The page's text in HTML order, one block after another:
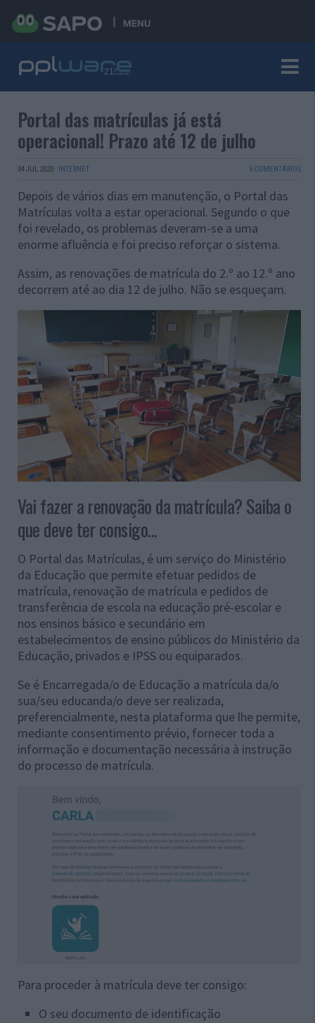
MENU
Portal das matrículas já está
operacional! Prazo até 12 de julho
04 JUL 2020 · INTERNET 5 COMENTÁRIOS
Depois de vários dias em manutenção, o Portal das
Matrículas volta a estar operacional. Segundo o que
foi revelado, os problemas deveram-se a uma
enorme afluência e foi preciso reforçar o sistema.
Assim, as renovações de matrícula do 2.º ao 12.º ano
decorrem até ao dia 12 de julho. Não se esqueçam.
Vai fazer a renovação da matrícula? Saiba o
que deve ter consigo...
O Portal das Matrículas, é um serviço do Ministério
da Educação que permite efetuar pedidos de
matrícula, renovação de matrícula e pedidos de
transferência de escola na educação pré-escolar e
nos ensinos básico e secundário em
estabelecimentos de ensino públicos do Ministério da
Educação, privados e IPSS ou equiparados.
Se é Encarregada/o de Educação a matrícula da/o
sua/seu educanda/o deve ser realizada,
preferencialmente, nesta plataforma que lhe permite,
mediante consentimento prévio, fornecer toda a
informação e documentação necessária à instrução
do processo de matrícula.
Para proceder à matrícula deve ter consigo:
O seu documento de identificação